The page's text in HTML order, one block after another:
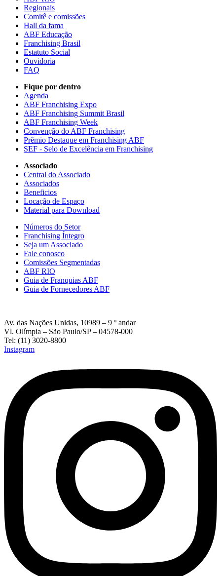
Regionais
Comitê e comissões
Hall da fama
ABF Educação
Franchising Brasil
Estatuto Social
Ouvidoria
FAQ
Fique por dentro
Agenda
ABF Franchising Expo
ABF Franchising Summit Brasil
ABF Franchising Week
Convenção do ABF Franchising
Prêmio Destaque em Franchising ABF
SEF - Selo de Excelência em Franchising
Associado
Central do Associado
Associados
Beneficios
Locação de Espaço
Material para Download
Números do Setor
Franchising Íntegro
Seja um Associado
Fale conosco
Comissões Segmentadas
ABF RIO
Guia de Franquias ABF
Guia de Fornecedores ABF
Av. das Nações Unidas, 10989 – 9 º andar
Vl. Olímpia – São Paulo/SP – 04578-000
Tel: (11) 3020-8800
Instagram